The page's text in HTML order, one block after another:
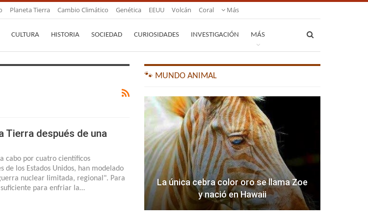
Planeta Tierra Cambio Climático Genética EEUU Volcán Coral Más
CULTURA HISTORIA SOCIEDAD CURIOSIDADES INVESTIGACIÓN MÁS
Tierra después de una
cabo por cuatro científicos
de los Estados Unidos, han modelado
nuclear limitada, regional". Para
suficiente para enfriar la…
🐾 MUNDO ANIMAL
La única cebra color oro se llama Zoe
y nació en Hawaii